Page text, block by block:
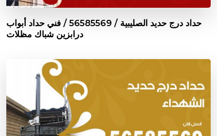
حداد درج حديد الصليبية / 56585569 / فني حداد أبواب
درابزين شباك مظلات